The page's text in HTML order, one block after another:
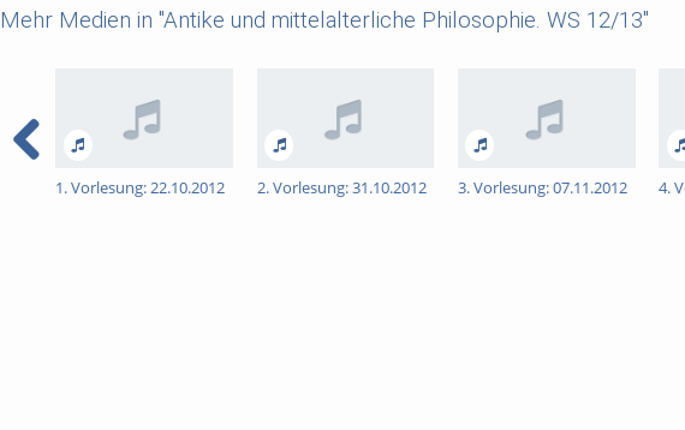
Mehr Medien in "Antike und mittelalterliche Philosophie. WS 12/13"
1. Vorlesung: 22.10.2012 2. Vorlesung: 31.10.2012 3. Vorlesung: 07.11.2012 4.